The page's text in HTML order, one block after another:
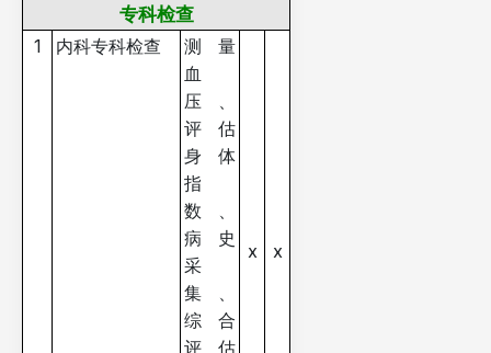
专科检查
1 内科专科检查
测量
血
压、
评估
身体
指
数、
病史
采
集、
综合
评估
x x